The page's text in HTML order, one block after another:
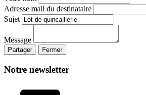
Adresse mail du destinataire
Sujet
Message
Partager Fermer
Notre newsletter